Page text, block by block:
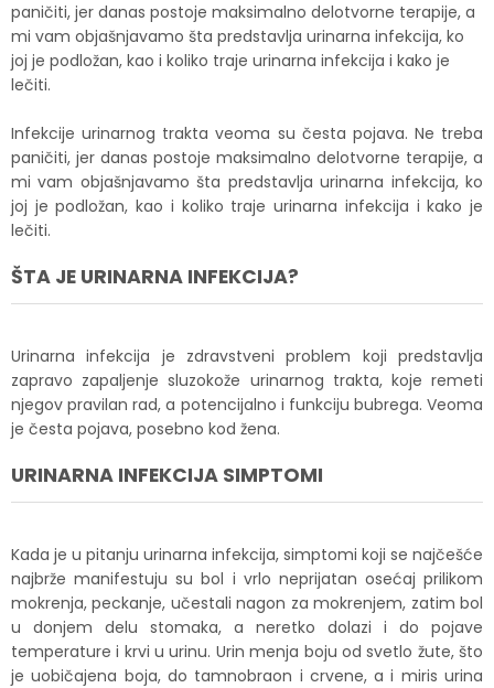
paničiti, jer danas postoje maksimalno delotvorne terapije, a
mi vam objašnjavamo šta predstavlja urinarna infekcija, ko
joj je podložan, kao i koliko traje urinarna infekcija i kako je
lečiti.
Infekcije urinarnog trakta veoma su česta pojava. Ne treba
paničiti, jer danas postoje maksimalno delotvorne terapije, a
mi vam objašnjavamo šta predstavlja urinarna infekcija, ko
joj je podložan, kao i koliko traje urinarna infekcija i kako je
lečiti.
ŠTA JE URINARNA INFEKCIJA?
Urinarna infekcija je zdravstveni problem koji predstavlja
zapravo zapaljenje sluzokože urinarnog trakta, koje remeti
njegov pravilan rad, a potencijalno i funkciju bubrega. Veoma
je česta pojava, posebno kod žena.
URINARNA INFEKCIJA SIMPTOMI
Kada je u pitanju urinarna infekcija, simptomi koji se najčešće
najbrže manifestuju su bol i vrlo neprijatan osećaj prilikom
mokrenja, peckanje, učestali nagon za mokrenjem, zatim bol
u donjem delu stomaka, a neretko dolazi i do pojave
temperature i krvi u urinu. Urin menja boju od svetlo žute, što
je uobičajena boja, do tamnobraon i crvene, a i miris urina